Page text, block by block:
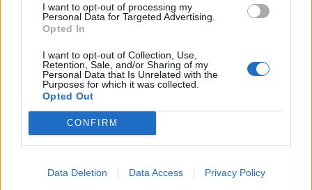
I want to opt-out of processing my
Personal Data for Targeted Advertising.
Opted In
I want to opt-out of Collection, Use,
Retention, Sale, and/or Sharing of my
Personal Data that Is Unrelated with the
Purposes for which it was collected.
Opted Out
CONFIRM
Data Deletion Data Access Privacy Policy
Véget érhet a pofátlanul olcsó kínai termékek
kora? Kiderült, mire számíthat, aki a jövőben
Temu-ról, Shein-ről, Aliexpress-ről rendelne
ruhát
Az elmúlt hetekben több olyan esemény is történt, amely
keleti feszültségek, miközben az Európai Unió új